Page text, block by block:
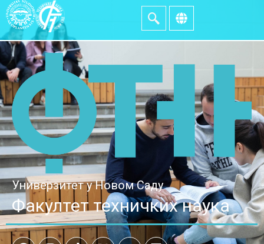
Универзитет у Новом Саду
Факултет техничких наука